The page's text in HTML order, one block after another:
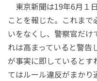
東京新聞は19年6月１
ことを報じた。これま
いをなくし、警察官だ
れは高まっていると警告
が事実に即しているとす
てはルール違反がまかり